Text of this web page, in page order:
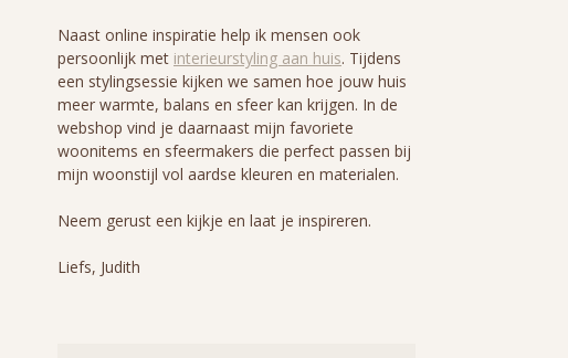
Naast online inspiratie help ik mensen ook
persoonlijk met interieurstyling aan huis. Tijdens
een stylingsessie kijken we samen hoe jouw huis
meer warmte, balans en sfeer kan krijgen. In de
webshop vind je daarnaast mijn favoriete
woonitems en sfeermakers die perfect passen bij
mijn woonstijl vol aardse kleuren en materialen.
Neem gerust een kijkje en laat je inspireren.
Liefs, Judith